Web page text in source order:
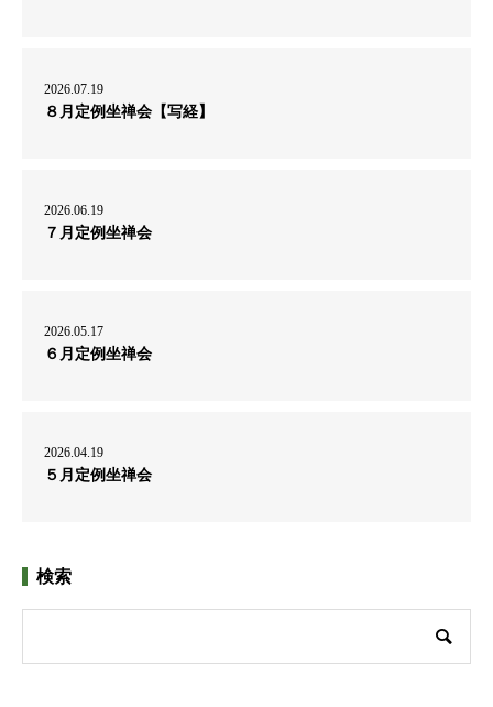
2026.07.19
８月定例坐禅会【写経】
2026.06.19
７月定例坐禅会
2026.05.17
６月定例坐禅会
2026.04.19
５月定例坐禅会
検索